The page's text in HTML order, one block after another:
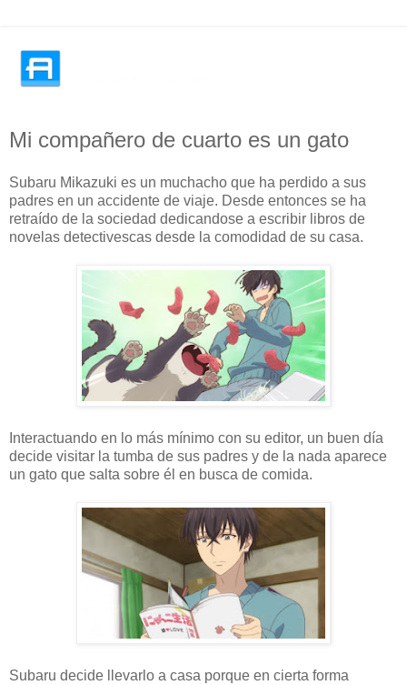
Mi compañero de cuarto es un gato
Subaru Mikazuki es un muchacho que ha perdido a sus
padres en un accidente de viaje. Desde entonces se ha
retraído de la sociedad dedicandose a escribir libros de
novelas detectivescas desde la comodidad de su casa.
Interactuando en lo más mínimo con su editor, un buen día
decide visitar la tumba de sus padres y de la nada aparece
un gato que salta sobre él en busca de comida.
Subaru decide llevarlo a casa porque en cierta forma